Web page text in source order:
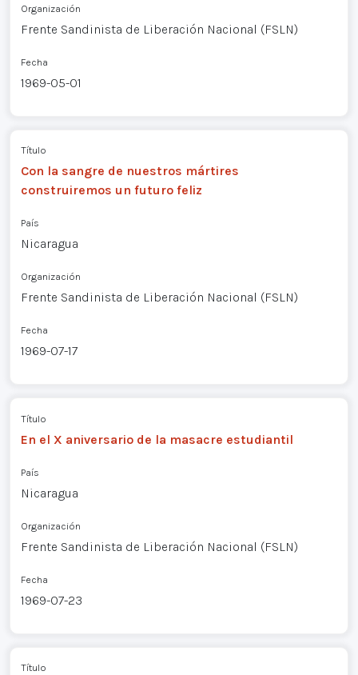
Organización
Frente Sandinista de Liberación Nacional (FSLN)
Fecha
1969-05-01
Título
Con la sangre de nuestros mártires
construiremos un futuro feliz
País
Nicaragua
Organización
Frente Sandinista de Liberación Nacional (FSLN)
Fecha
1969-07-17
Título
En el X aniversario de la masacre estudiantil
País
Nicaragua
Organización
Frente Sandinista de Liberación Nacional (FSLN)
Fecha
1969-07-23
Título